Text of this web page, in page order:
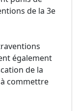
de la 3e
également
de la
commettre